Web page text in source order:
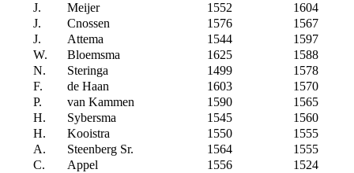
J.
Meijer 1552
1604
J.
Cnossen 1576
1567
J.
Attema 1544
1597
W.
Bloemsma 1625
1588
N.
Steringa 1499
1578
F.
de Haan 1603
1570
P.
van Kammen 1590
1565
H.
Sybersma 1545
1560
H.
Kooistra 1550
1555
A.
Steenberg Sr. 1564
1555
C.
Appel 1556
1524